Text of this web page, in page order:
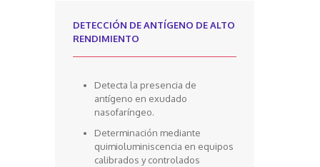
DETECCIÓN DE ANTÍGENO DE ALTO
RENDIMIENTO
Detecta la presencia de
antígeno en exudado
nasofaríngeo.
Determinación mediante
quimioluminiscencia en equipos
calibrados y controlados